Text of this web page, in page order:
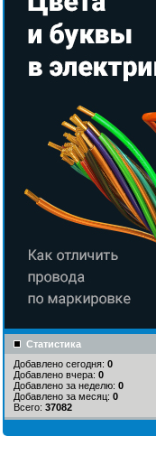
Статистика
Добавлено сегодня: 0
Добавлено вчера: 0
Добавлено за неделю: 0
Добавлено за месяц: 0
Всего: 37082